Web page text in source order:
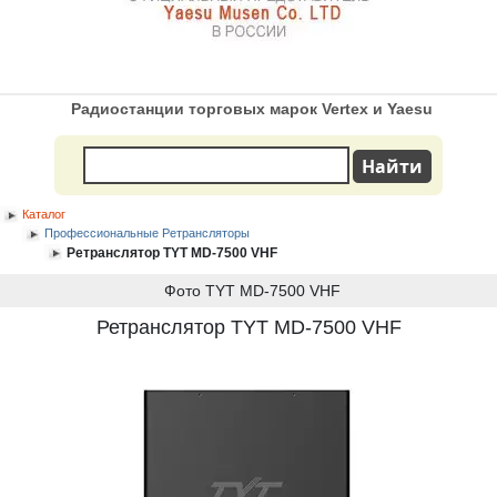
Радиостанции торговых марок Vertex и Yaesu
Каталог
Профессиональные Ретрансляторы
Ретранслятор TYT MD-7500 VHF
Фото TYT MD-7500 VHF
Ретранслятор TYT MD-7500 VHF